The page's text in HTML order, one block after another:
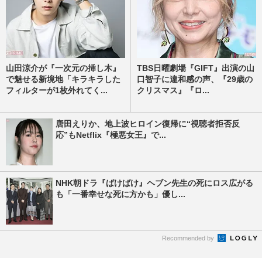
山田涼介が『一次元の挿し木』
で魅せる新境地「キラキラした
フィルターが1枚外れてく...
TBS日曜劇場『GIFT』出演の山
口智子に違和感の声、『29歳の
クリスマス』『ロ...
唐田えりか、地上波ヒロイン復帰に“視聴者拒否反
応”もNetflix『極悪女王』で...
NHK朝ドラ『ばけばけ』ヘブン先生の死にロス広がる
も「一番幸せな死に方かも」優し...
Recommended by